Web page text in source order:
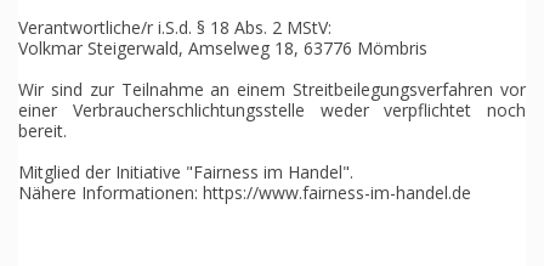
Verantwortliche/r i.S.d. § 18 Abs. 2 MStV:
Volkmar Steigerwald, Amselweg 18, 63776 Mömbris
Wir sind zur Teilnahme an einem Streitbeilegungsverfahren vor
einer Verbraucherschlichtungsstelle weder verpflichtet noch
bereit.
Mitglied der Initiative "Fairness im Handel".
Nähere Informationen: https://www.fairness-im-handel.de